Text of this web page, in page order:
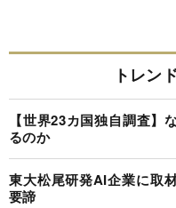
トレン
【世界23カ国独自調査
るのか
東大松尾研発AI企業に取
要諦